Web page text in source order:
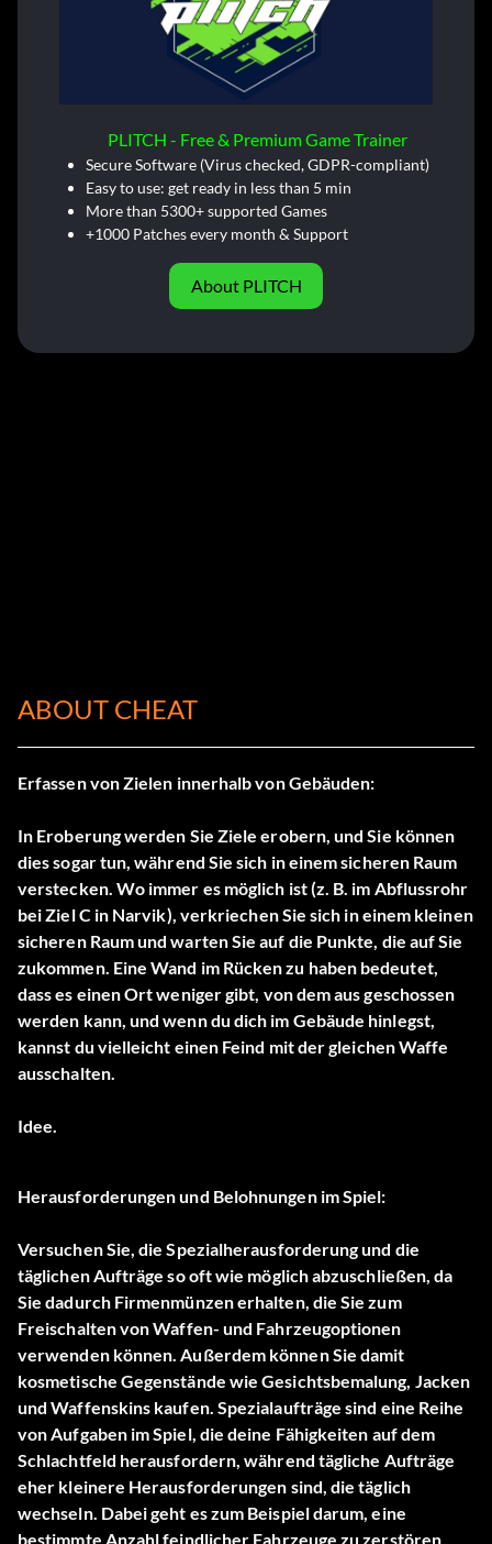
PLITCH - Free & Premium Game Trainer
Secure Software (Virus checked, GDPR-compliant)
Easy to use: get ready in less than 5 min
More than 5300+ supported Games
+1000 Patches every month & Support
About PLITCH
ABOUT CHEAT
Erfassen von Zielen innerhalb von Gebäuden:
In Eroberung werden Sie Ziele erobern, und Sie können
dies sogar tun, während Sie sich in einem sicheren Raum
verstecken. Wo immer es möglich ist (z. B. im Abflussrohr
bei Ziel C in Narvik), verkriechen Sie sich in einem kleinen
sicheren Raum und warten Sie auf die Punkte, die auf Sie
zukommen. Eine Wand im Rücken zu haben bedeutet,
dass es einen Ort weniger gibt, von dem aus geschossen
werden kann, und wenn du dich im Gebäude hinlegst,
kannst du vielleicht einen Feind mit der gleichen Waffe
ausschalten.
Idee.
Herausforderungen und Belohnungen im Spiel:
Versuchen Sie, die Spezialherausforderung und die
täglichen Aufträge so oft wie möglich abzuschließen, da
Sie dadurch Firmenmünzen erhalten, die Sie zum
Freischalten von Waffen- und Fahrzeugoptionen
verwenden können. Außerdem können Sie damit
kosmetische Gegenstände wie Gesichtsbemalung, Jacken
und Waffenskins kaufen. Spezialaufträge sind eine Reihe
von Aufgaben im Spiel, die deine Fähigkeiten auf dem
Schlachtfeld herausfordern, während tägliche Aufträge
eher kleinere Herausforderungen sind, die täglich
wechseln. Dabei geht es zum Beispiel darum, eine
bestimmte Anzahl feindlicher Fahrzeuge zu zerstören